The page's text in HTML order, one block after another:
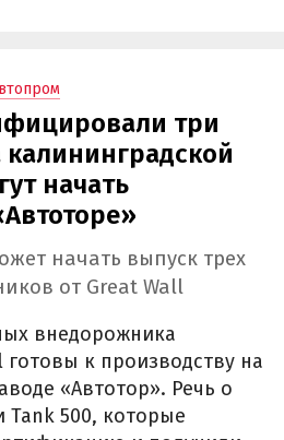
три
начать
начать выпуск трех
от Great Wall
внедорожника
готовы к производству на
«Автотор». Речь о
Tank 500, которые